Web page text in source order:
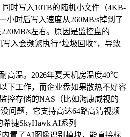
同时写入10TB的随机小文件（4KB-
小时后写入速度从260MB/s掉到了
s左右。原因是监控盘的
入会频繁执行“垃圾回收”，导致
高温。2026年夏天机房温度40℃
下工作，而企业盘如果散热不好容
控存储的NAS（比如海康威视的
问题，它支持高达64路高清视频
捷SkyHawk AI系列
内置了AI图像识别模块，能直接标